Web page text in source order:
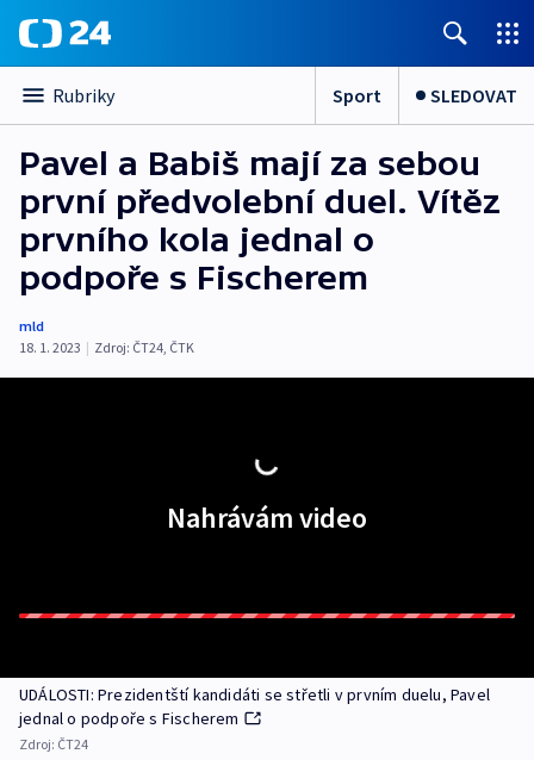
Rubriky Sport SLEDOVAT
Pavel a Babiš mají za sebou
první předvolební duel. Vítěz
prvního kola jednal o
podpoře s Fischerem
mld
18. 1. 2023 | Zdroj: ČT24, ČTK
Nahrávám video
UDÁLOSTI: Prezidentští kandidáti se střetli v prvním duelu, Pavel
jednal o podpoře s Fischerem
Zdroj: ČT24